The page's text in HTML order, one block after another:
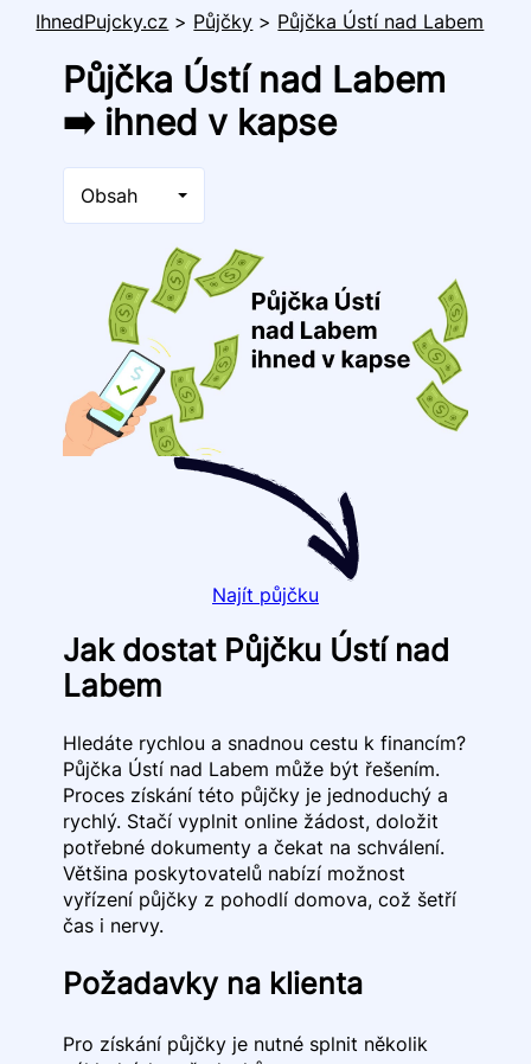
IhnedPujcky.cz > Půjčky > Půjčka Ústí nad Labem
Půjčka Ústí nad Labem
➡️ ihned v kapse
Obsah
Najít půjčku
Jak dostat Půjčku Ústí nad
Labem
Hledáte rychlou a snadnou cestu k financím?
Půjčka Ústí nad Labem může být řešením.
Proces získání této půjčky je jednoduchý a
rychlý. Stačí vyplnit online žádost, doložit
potřebné dokumenty a čekat na schválení.
Většina poskytovatelů nabízí možnost
vyřízení půjčky z pohodlí domova, což šetří
čas i nervy.
Požadavky na klienta
Pro získání půjčky je nutné splnit několik